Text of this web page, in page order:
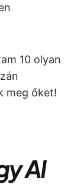
10 olyan
meg őket!
AI